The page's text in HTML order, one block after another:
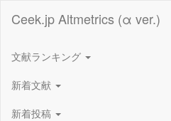
Ceek.jp Altmetrics (α ver.)
文献ランキング
新着文献
新着投稿